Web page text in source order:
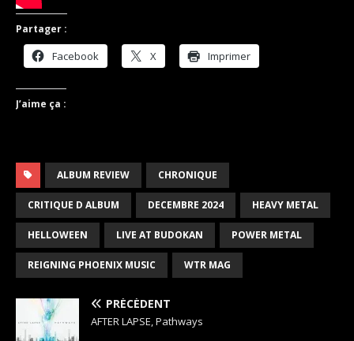
Partager :
Facebook X Imprimer
J’aime ça :
ALBUM REVIEW CHRONIQUE
CRITIQUE D ALBUM DECEMBRE 2024 HEAVY METAL
HELLOWEEN LIVE AT BUDOKAN POWER METAL
REIGNING PHOENIX MUSIC WTR MAG
PRÉCÉDENT
AFTER LAPSE, Pathways